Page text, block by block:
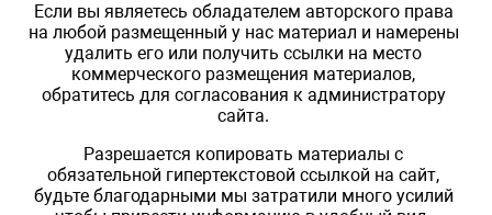
Если вы являетесь обладателем авторского права
на любой размещенный у нас материал и намерены
удалить его или получить ссылки на место
коммерческого размещения материалов,
обратитесь для согласования к администратору
сайта.
Разрешается копировать материалы с
обязательной гипертекстовой ссылкой на сайт,
будьте благодарными мы затратили много усилий